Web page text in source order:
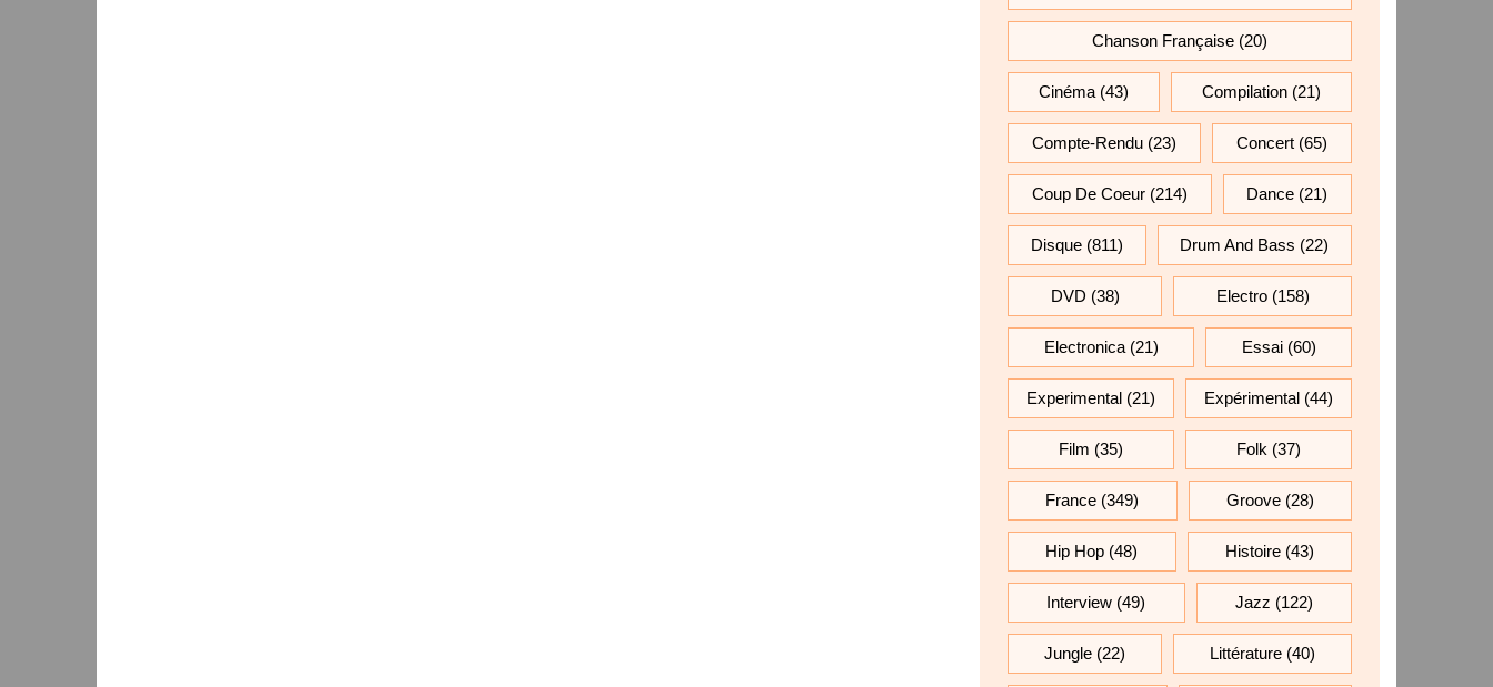
Chanson Française (20)
Cinéma (43) Compilation (21)
Compte-Rendu (23) Concert (65)
Coup De Coeur(214) Dance (21)
Disque(811) Drum And Bass (22)
DVD (38) Electro(158)
Electronica(21) Essai(60)
Experimental (21) Expérimental (44)
Film (35) Folk (37)
France (349) Groove(28)
Hip Hop (48) Histoire(43)
Interview (49) Jazz (122)
Jungle (22) Littérature (40)